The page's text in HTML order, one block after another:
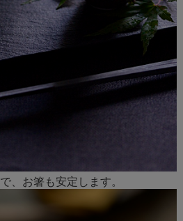
、お箸も安定します。